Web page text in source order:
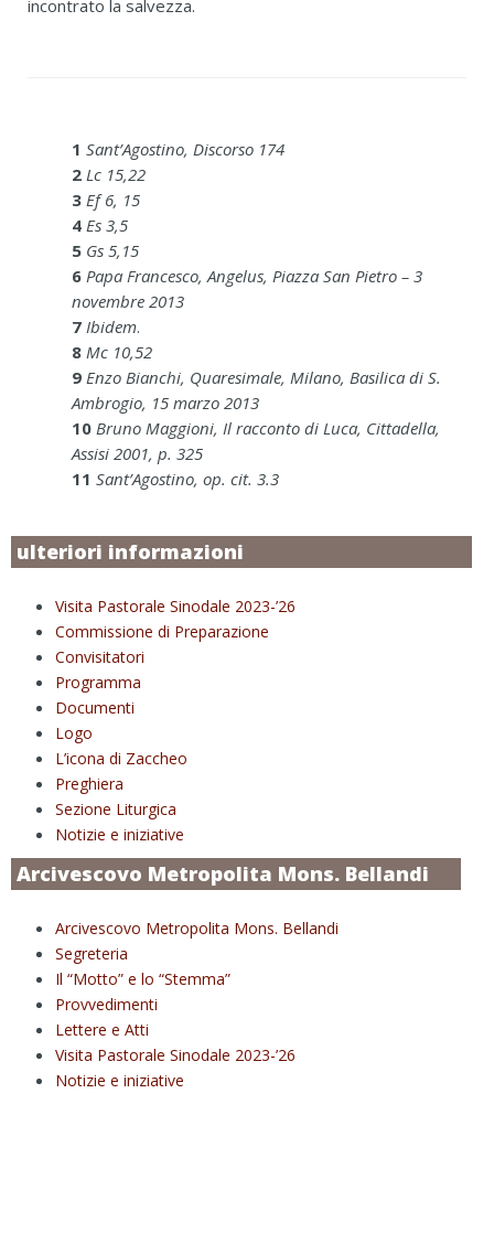
incontrato la salvezza.
1 Sant’Agostino, Discorso 174
2 Lc 15,22
3 Ef 6, 15
4 Es 3,5
5 Gs 5,15
6 Papa Francesco, Angelus, Piazza San Pietro – 3
novembre 2013
7 Ibidem.
8 Mc 10,52
9 Enzo Bianchi, Quaresimale, Milano, Basilica di S.
Ambrogio, 15 marzo 2013
10 Bruno Maggioni, Il racconto di Luca, Cittadella,
Assisi 2001, p. 325
11 Sant’Agostino, op. cit. 3.3
ulteriori informazioni
Visita Pastorale Sinodale 2023-’26
Commissione di Preparazione
Convisitatori
Programma
Documenti
Logo
L’icona di Zaccheo
Preghiera
Sezione Liturgica
Notizie e iniziative
Arcivescovo Metropolita Mons. Bellandi
Arcivescovo Metropolita Mons. Bellandi
Segreteria
Il “Motto” e lo “Stemma”
Provvedimenti
Lettere e Atti
Visita Pastorale Sinodale 2023-’26
Notizie e iniziative